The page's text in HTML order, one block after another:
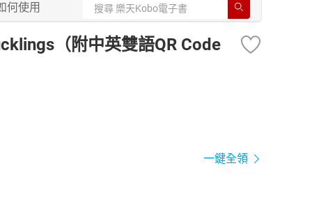
何使用
（附中英雙語QR Code
一鍵全領